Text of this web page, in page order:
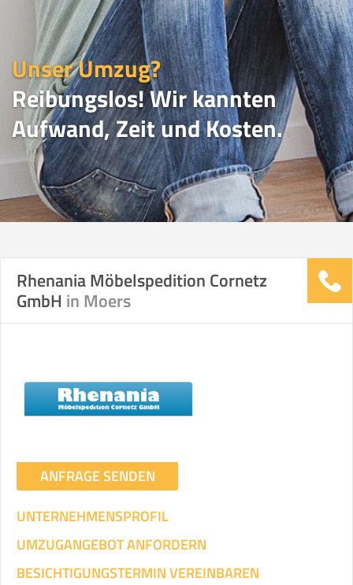
Unser Umzug?
Reibungslos! Wir kannten
Aufwand, Zeit und Kosten.
UMZUGSVERGLEICH
Vergleichsergebnis basierend auf Ihren
Transportieren
Ihre Angaben:
am
Wohnfläche:m² Entfernung:
Gewicht: kg
Rhenania Möbelspedition Cornetz
GmbH in Moers
ANFRAGE SENDEN
UNTERNEHMENSPROFIL
UMZUGANGEBOT ANFORDERN
BESICHTIGUNGSTERMIN VEREINBAREN